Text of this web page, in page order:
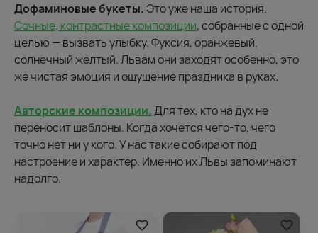
Дофаминовые букеты.Это уже наша история.
Сочные, контрастные композиции, собранные с одной
целью — вызвать улыбку. Фуксия, оранжевый,
солнечный желтый. Львам они заходят особенно, это
же чистая эмоция и ощущение праздника в руках.
Авторские композиции.Для тех, кто на дух не
переносит шаблоны. Когда хочется чего-то, чего
точно нет ни у кого. У нас такие собирают под
настроение и характер. Именно их Львы запоминают
надолго.